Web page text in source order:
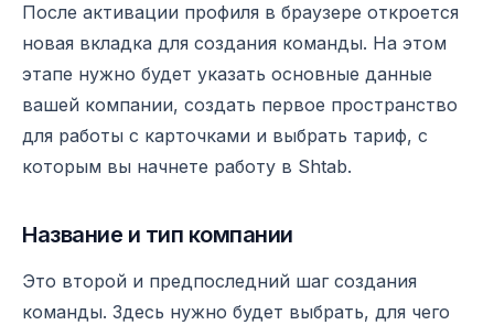
После активации профиля в браузере откроется
новая вкладка для создания команды. На этом
этапе нужно будет указать основные данные
вашей компании, создать первое пространство
для работы с карточками и выбрать тариф, с
которым вы начнете работу в Shtab.
Название и тип компании
Это второй и предпоследний шаг создания
команды. Здесь нужно будет выбрать, для чего